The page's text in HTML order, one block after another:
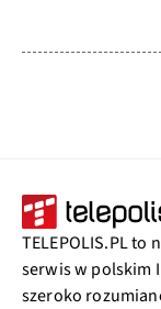
TELEPOLIS.PL
serwis w polskim
szeroko